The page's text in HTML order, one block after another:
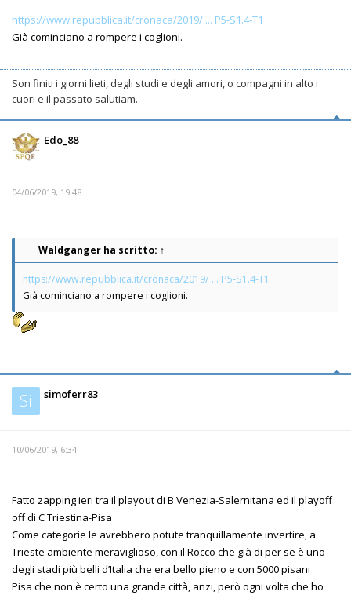
https://www.repubblica.it/cronaca/2019/ ... P5-S1.4-T1
Già cominciano a rompere i coglioni.
Son finiti i giorni lieti, degli studi e degli amori, o compagni in alto i
cuori e il passato salutiam.
Edo_88
04/06/2019, 19:48
Waldganger ha scritto: ↑
https://www.repubblica.it/cronaca/2019/ ... P5-S1.4-T1
Già cominciano a rompere i coglioni.
Si simoferr83
10/06/2019, 6:34
Fatto zapping ieri tra il playout di B Venezia-Salernitana ed il playoff
off di C Triestina-Pisa
Come categorie le avrebbero potute tranquillamente invertire, a
Trieste ambiente meraviglioso, con il Rocco che già di per se è uno
degli stadi più belli d’Italia che era bello pieno e con 5000 pisani
Pisa che non è certo una grande città, anzi, però ogni volta che ho